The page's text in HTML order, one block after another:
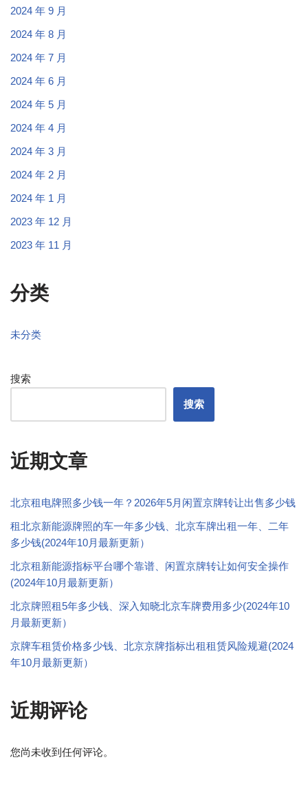
2024 年 9 月
2024 年 8 月
2024 年 7 月
2024 年 6 月
2024 年 5 月
2024 年 4 月
2024 年 3 月
2024 年 2 月
2024 年 1 月
2023 年 12 月
2023 年 11 月
分类
未分类
搜索
搜索
近期文章
北京租电牌照多少钱一年？2026年5月闲置京牌转让出售多少钱
租北京新能源牌照的车一年多少钱、北京车牌出租一年、二年
多少钱(2024年10月最新更新）
北京租新能源指标平台哪个靠谱、闲置京牌转让如何安全操作
(2024年10月最新更新）
北京牌照租5年多少钱、深入知晓北京车牌费用多少(2024年10
月最新更新）
京牌车租赁价格多少钱、北京京牌指标出租租赁风险规避(2024
年10月最新更新）
近期评论
您尚未收到任何评论。